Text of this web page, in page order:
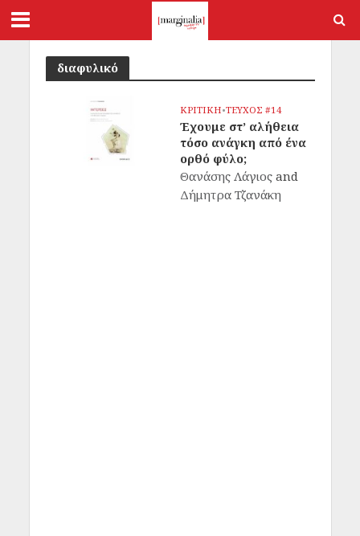
διαφυλικό
ΚΡΙΤΙΚΗ•ΤΕΥΧΟΣ #14
Έχουμε στ’ αλήθεια
τόσο ανάγκη από ένα
ορθό φύλο;
Θανάσης Λάγιος and
Δήμητρα Τζανάκη